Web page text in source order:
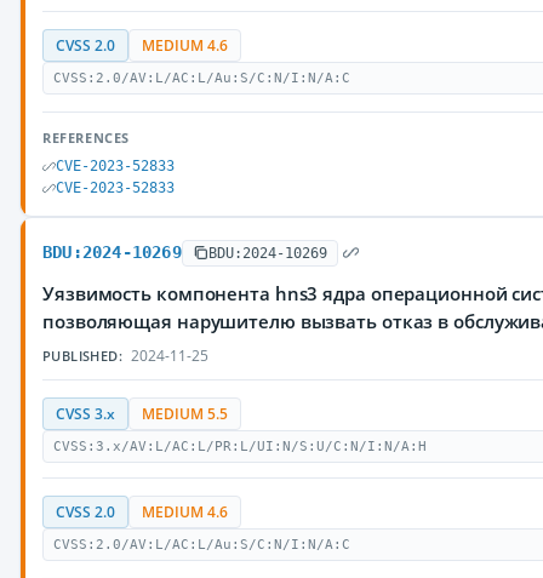
CVSS 2.0 MEDIUM 4.6
CVSS:2.0/AV:L/AC:L/Au:S/C:N/I:N/A:C
REFERENCES
CVE-2023-52833
CVE-2023-52833
BDU:2024-10269 BDU:2024-10269
Уязвимость компонента hns3 ядра операционной
позволяющая нарушителю вызвать отказ в
PUBLISHED: 2024-11-25
CVSS 3.x MEDIUM 5.5
CVSS:3.x/AV:L/AC:L/PR:L/UI:N/S:U/C:N/I:N/A:H
CVSS 2.0 MEDIUM 4.6
CVSS:2.0/AV:L/AC:L/Au:S/C:N/I:N/A:C